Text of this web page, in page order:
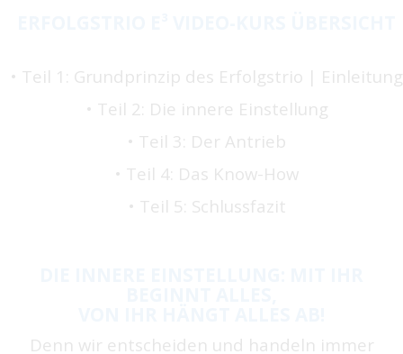
​• Teil 1: Grundprinzip des Erfolgstrio | Einleitung
• Teil 2: Die innere Einstellung
• Teil 3: Der Antrieb
• Teil 4: Das Know-How
• Teil 5: Schlussfazit
Denn wir entscheiden und handeln immer